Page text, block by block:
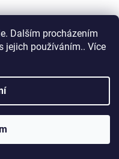
Dalším procházením
jejich používáním.. Více